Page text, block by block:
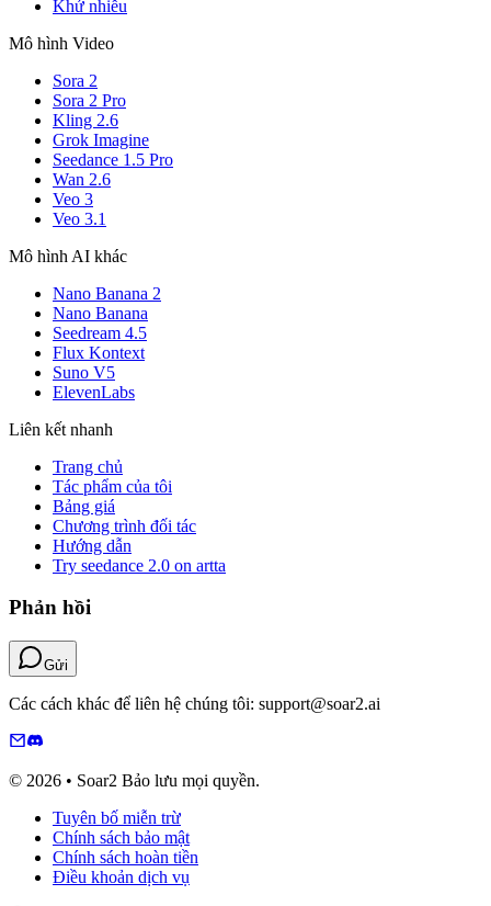
Khử nhiễu
Mô hình Video
Sora 2
Sora 2 Pro
Kling 2.6
Grok Imagine
Seedance 1.5 Pro
Wan 2.6
Veo 3
Veo 3.1
Mô hình AI khác
Nano Banana 2
Nano Banana
Seedream 4.5
Flux Kontext
Suno V5
ElevenLabs
Liên kết nhanh
Trang chủ
Tác phẩm của tôi
Bảng giá
Chương trình đối tác
Hướng dẫn
Try seedance 2.0 on artta
Phản hồi
Gửi
Các cách khác để liên hệ chúng tôi: support@soar2.ai
© 2026 • Soar2 Bảo lưu mọi quyền.
Tuyên bố miễn trừ
Chính sách bảo mật
Chính sách hoàn tiền
Điều khoản dịch vụ